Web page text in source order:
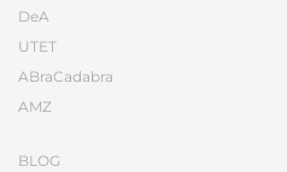
DeA
UTET
ABraCadabra
AMZ
BLOG